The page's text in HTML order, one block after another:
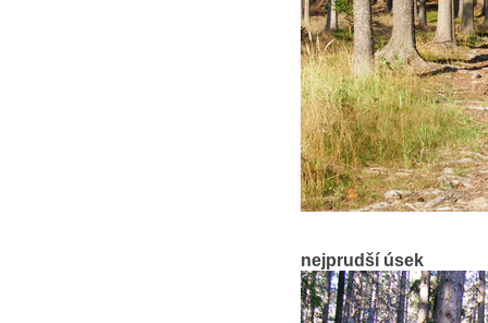
nejprudší úsek